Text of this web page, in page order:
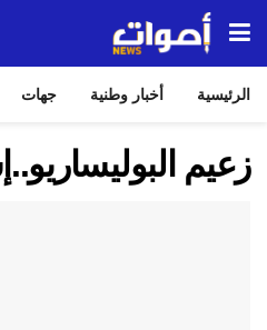
الرئيسية أخبار وطنية جهات
زعيم